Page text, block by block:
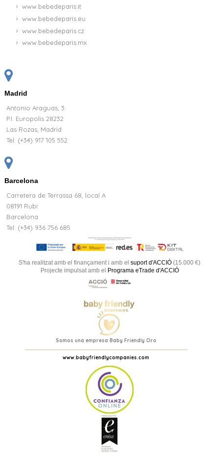
www.bebedeparis.it
www.bebedeparis.eu
www.bebedeparis.cz
www.bebedeparis.mx
Madrid
Antonio Araguas, 3
P.I. Europolis 28232
Las Rozas, Madrid
Tel: (+34) 917 105 552
Barcelona
Carretera de Terrassa 68, local A
08191 Rubi
Barcelona
Tel: (+34) 936 756 685
S'ha realitzat amb el finançament i amb el suport d'ACCIÓ (15.000 €)
Projecte impulsat amb el Programa eTrade d'ACCIÓ
Somos una empresa Baby Friendly Oro
www.babyfriendlycompanies.com